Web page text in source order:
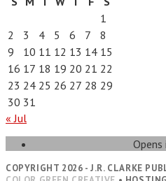
1
2
3 4 5 6 7
8
9
10 11 12 13 14 15
16 17 18 19 20 21 22
23 24 25 26 27 28 29
30 31
« Jul
COPYRIGHT 2026 - J.R. CLARKE